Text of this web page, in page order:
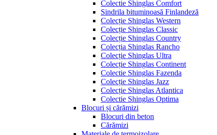
Colectie Shinglas Comfort
Sindrila bituminoasă Finlandeză
Colecție Shinglas Western
Colecție Shinglas Classic
Colecție Shinglas Country
Colecția Shinglas Rancho
Colecție Shinglas Ultra
Colecție Shinglas Continent
Colectie Shinglas Fazenda
Colecție Shinglas Jazz
Colecție Shinglas Atlantica
Colectie Shinglas Optima
Blocuri și cărămizi
Blocuri din beton
Cărămizi